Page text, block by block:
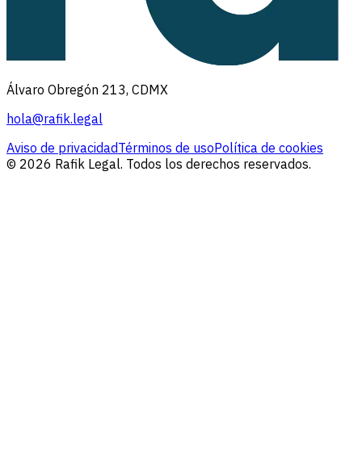
Álvaro Obregón 213, CDMX
hola@rafik.legal
Aviso de privacidadTérminos de usoPolítica de cookies
© 2026 Rafik Legal. Todos los derechos reservados.